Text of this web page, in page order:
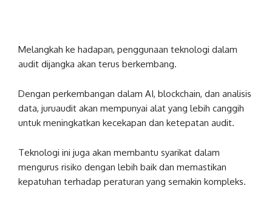
Melangkah ke hadapan, penggunaan teknologi dalam
audit dijangka akan terus berkembang.
Dengan perkembangan dalam AI, blockchain, dan analisis
data, juruaudit akan mempunyai alat yang lebih canggih
untuk meningkatkan kecekapan dan ketepatan audit.
Teknologi ini juga akan membantu syarikat dalam
mengurus risiko dengan lebih baik dan memastikan
kepatuhan terhadap peraturan yang semakin kompleks.